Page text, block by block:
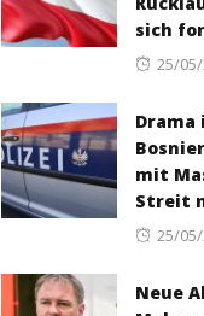
sich
25/
Drama
mit
Streit
25/
Neue